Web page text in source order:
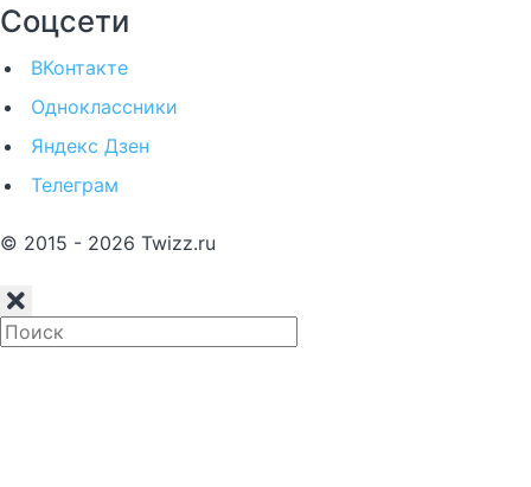
Соцсети
ВКонтакте
Одноклассники
Яндекс Дзен
Телеграм
© 2015 - 2026 Twizz.ru